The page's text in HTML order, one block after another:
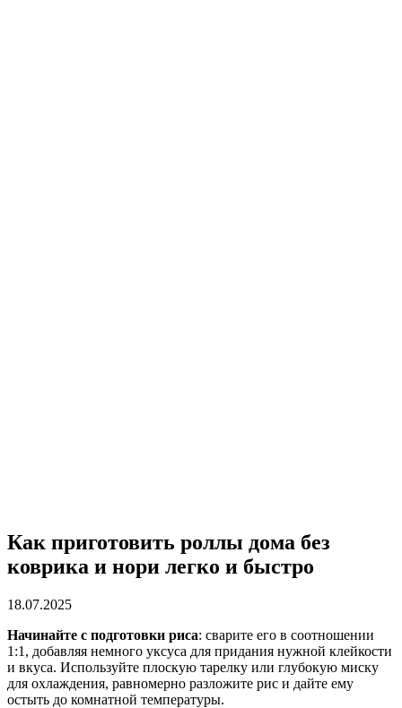
Как приготовить роллы дома без
коврика и нори легко и быстро
18.07.2025
Начинайте с подготовки риса: сварите его в соотношении
1:1, добавляя немного уксуса для придания нужной клейкости
и вкуса. Используйте плоскую тарелку или глубокую миску
для охлаждения, равномерно разложите рис и дайте ему
остыть до комнатной температуры.